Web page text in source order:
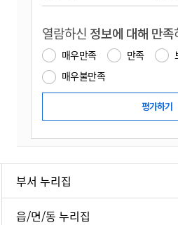
열람하신 정보에 대해 만족
매우만족 만족
매우불만족
부서 누리집
읍/면/동 누리집